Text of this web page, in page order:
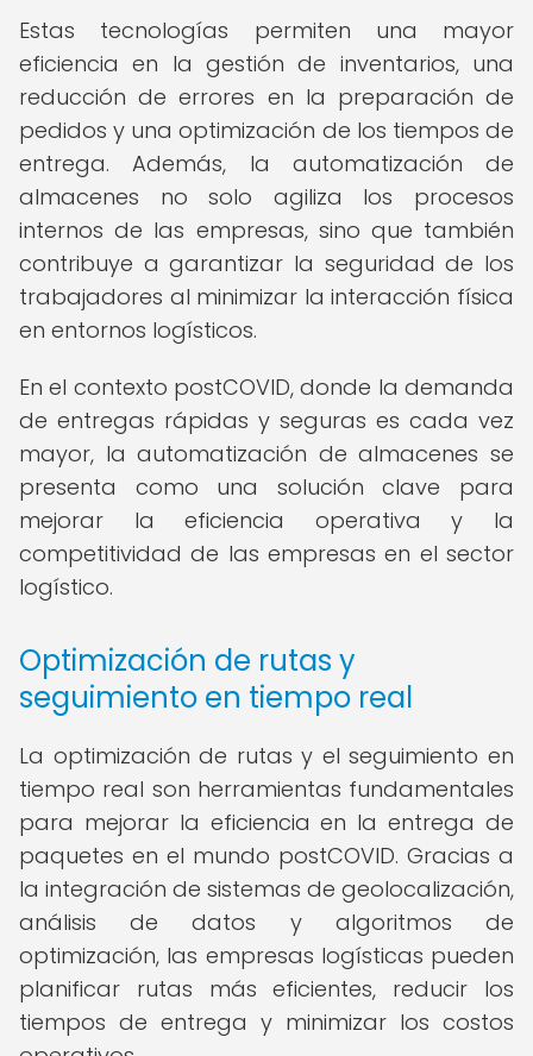
Estas tecnologías permiten una mayor
eficiencia en la gestión de inventarios, una
reducción de errores en la preparación de
pedidos y una optimización de los tiempos de
entrega. Además, la automatización de
almacenes no solo agiliza los procesos
internos de las empresas, sino que también
contribuye a garantizar la seguridad de los
trabajadores al minimizar la interacción física
en entornos logísticos.
En el contexto postCOVID, donde la demanda
de entregas rápidas y seguras es cada vez
mayor, la automatización de almacenes se
presenta como una solución clave para
mejorar la eficiencia operativa y la
competitividad de las empresas en el sector
logístico.
Optimización de rutas y
seguimiento en tiempo real
La optimización de rutas y el seguimiento en
tiempo real son herramientas fundamentales
para mejorar la eficiencia en la entrega de
paquetes en el mundo postCOVID. Gracias a
la integración de sistemas de geolocalización,
análisis de datos y algoritmos de
optimización, las empresas logísticas pueden
planificar rutas más eficientes, reducir los
tiempos de entrega y minimizar los costos